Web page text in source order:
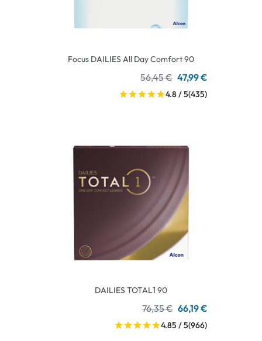
Focus DAILIES All Day Comfort 90
56,45 € 47,99 €
4.8 / 5(435)
DAILIES TOTAL1 90
76,35 € 66,19 €
4.85 / 5(966)